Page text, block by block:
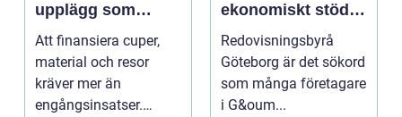
upplägg som
håller i längden
Att finansiera cuper,
material och resor
kräver mer än
engångsinsatser.
ekonomiskt stöd
för ditt företag
Redovisningsbyrå
Göteborg är det sökord
som många företagare
i G&oum...